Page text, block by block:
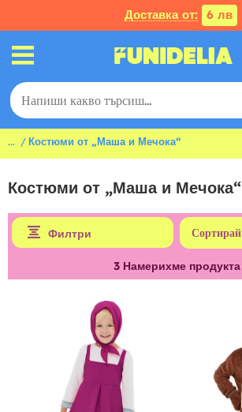
Доставка от: 6 лв
... Костюми от „Маша и Мечока“
Костюми от „Маша и Мечока“
Филтри
3Намерихме продукта